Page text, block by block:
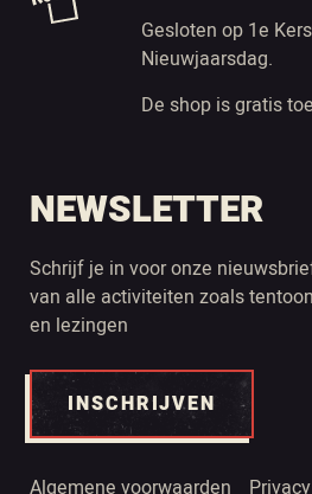
Gesloten op 1e
Nieuwjaarsdag.
De shop is gratis
NEWSLETTER
Schrijf je in voor onze
van alle activiteiten zoals
en lezingen
INSCHRIJVEN
Algemene voorwaarden